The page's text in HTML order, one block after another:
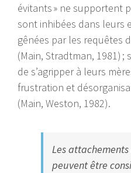
évitants » ne supportent
sont inhibées dans leurs
gênées par les requêtes
(Main, Stradtman, 1981)
de s’agripper à leurs
frustration et
(Main, Weston, 1982).
Les attachements
peuvent être